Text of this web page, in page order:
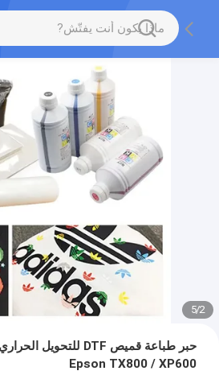
2
/
5
Epson TX800 / XP600